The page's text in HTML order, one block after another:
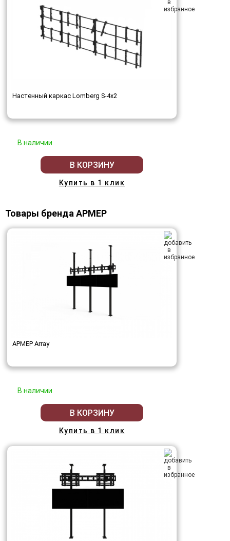
Настенный каркас Lomberg S-4х2
В наличии
В КОРЗИНУ
Купить в 1 клик
Товары бренда АРМЕР
АРМЕР Array
В наличии
В КОРЗИНУ
Купить в 1 клик